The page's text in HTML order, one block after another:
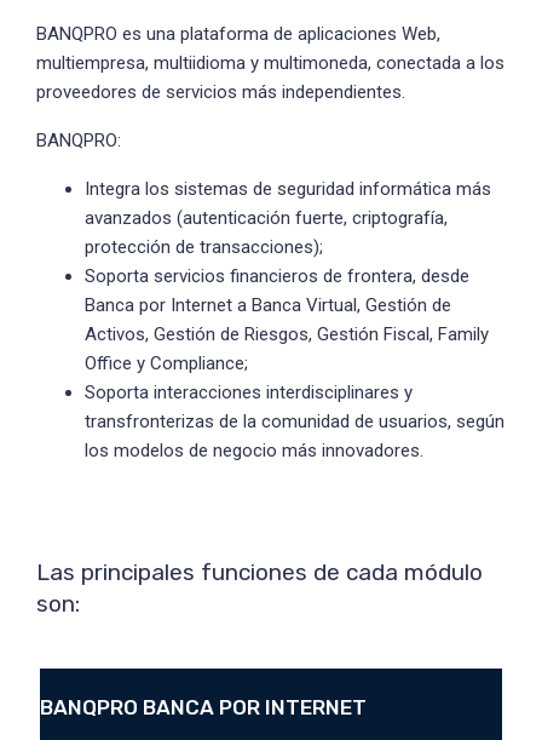
BANQPRO es una plataforma de aplicaciones Web,
multiempresa, multiidioma y multimoneda, conectada a los
proveedores de servicios más independientes.
BANQPRO:
Integra los sistemas de seguridad informática más
avanzados (autenticación fuerte, criptografía,
protección de transacciones);
Soporta servicios financieros de frontera, desde
Banca por Internet a Banca Virtual, Gestión de
Activos, Gestión de Riesgos, Gestión Fiscal, Family
Office y Compliance;
Soporta interacciones interdisciplinares y
transfronterizas de la comunidad de usuarios, según
los modelos de negocio más innovadores.
Las principales funciones de cada módulo
son:
BANQPRO BANCA POR INTERNET